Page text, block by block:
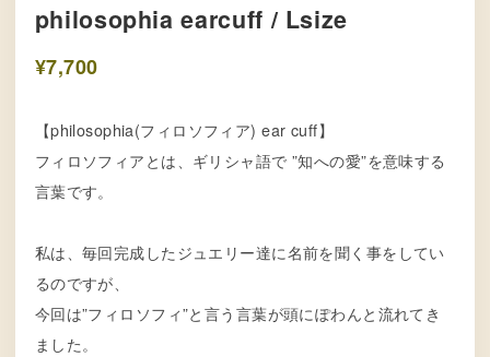
philosophia earcuff / Lsize
¥7,700
【philosophia(フィロソフィア) ear cuff】
フィロソフィアとは、ギリシャ語で ”知への愛”を意味する
言葉です。
私は、毎回完成したジュエリー達に名前を聞く事をしてい
るのですが、
今回は”フィロソフィ”と言う言葉が頭にぽわんと流れてき
ました。